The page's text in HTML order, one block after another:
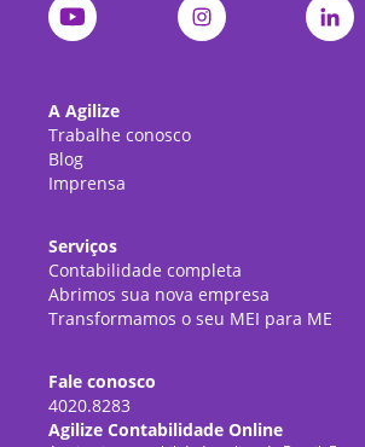
A Agilize
Trabalhe conosco
Blog
Imprensa
Serviços
Contabilidade completa
Abrimos sua nova empresa
Transformamos o seu MEI para ME
Fale conosco
4020.8283
Agilize Contabilidade Online